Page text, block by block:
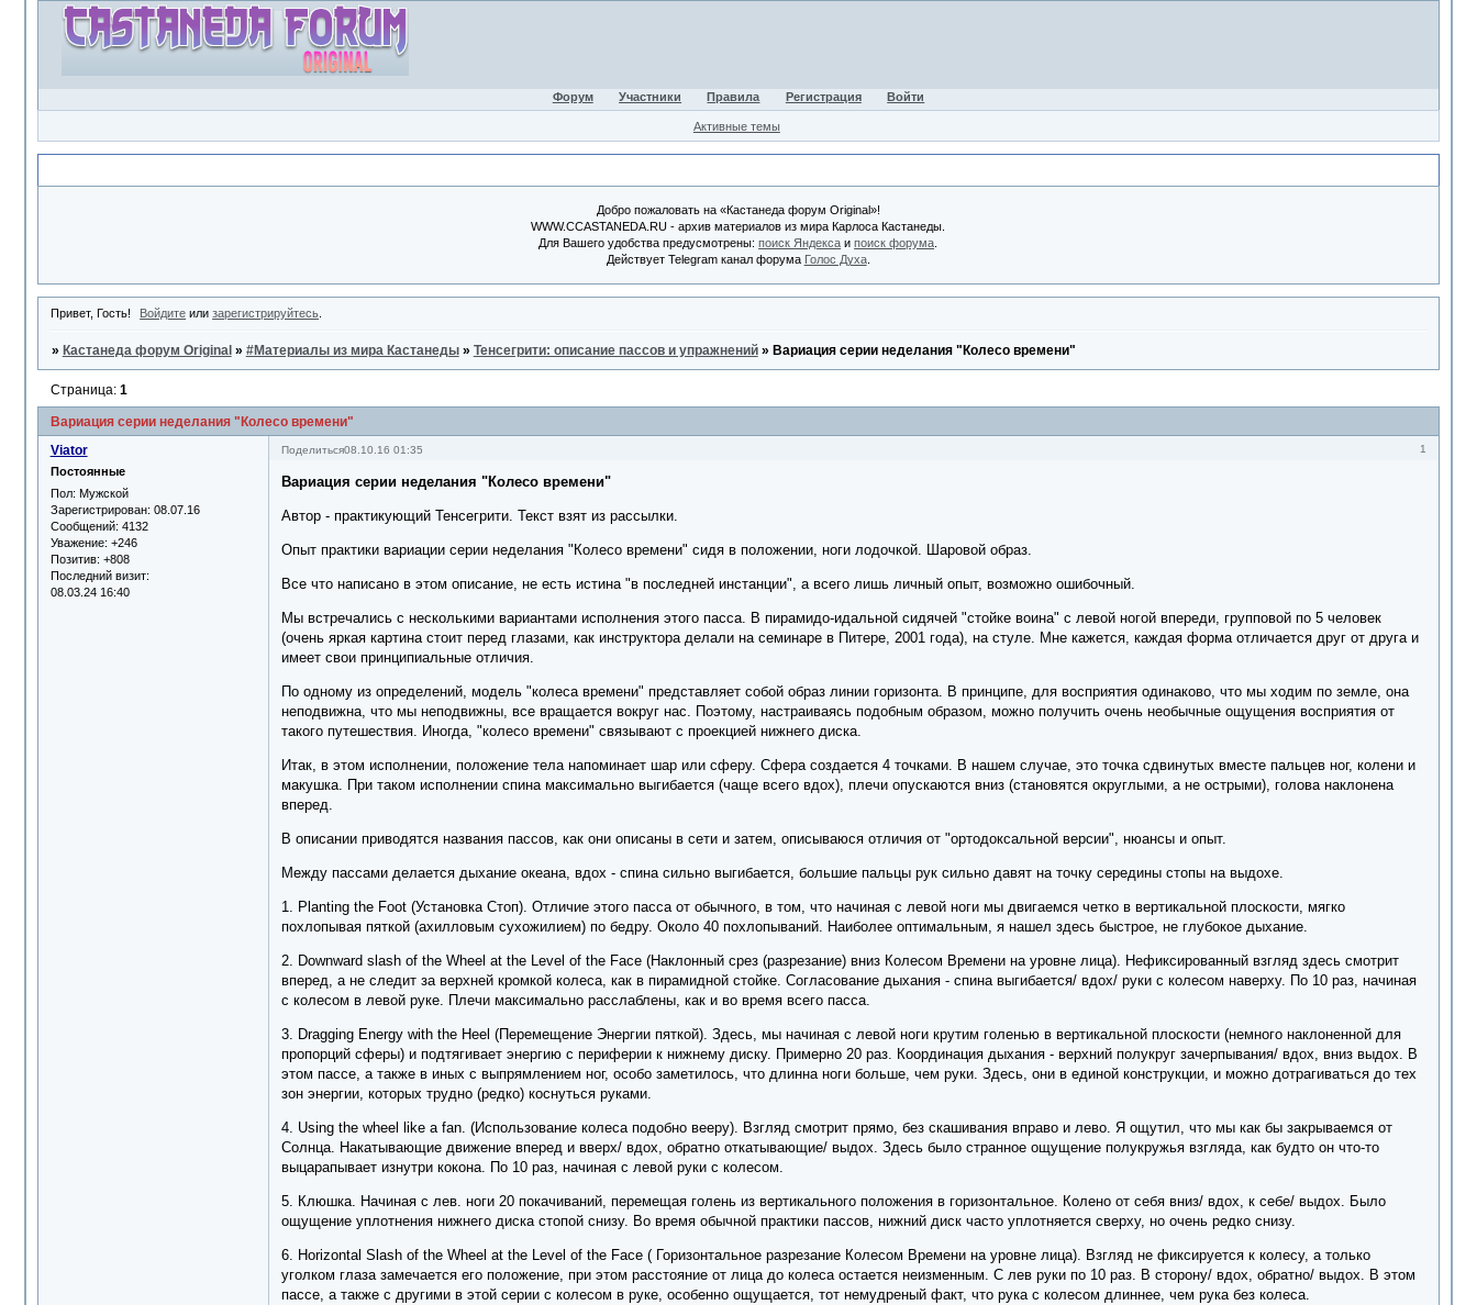
Форум Участники Правила Регистрация Войти
Активные темы
Добро пожаловать на «Кастанеда форум Original»!
WWW.CCASTANEDA.RU - архив материалов из мира Карлоса Кастанеды.
Для Вашего удобства предусмотрены:поиск Яндекса ипоиск форума
Действует Telegram канал форума Голос Духа.
Привет, Гость! Войдите илизарегистрируйтесь
» Кастанеда форум Original » #Материалы из мира Кастанеды » Тенсегрити: описание пассов и упражнений » Вариация серии неделания "Колесо времени"
Вариация серии неделания "Колесо времени"
Страница: 1
Поделиться 1
08.10.16 01:35
Viator
Постоянные
Пол: Мужской
Зарегистрирован: 08.07.16
Сообщений: 4132
Уважение: +246
Позитив: +808
Последний визит:
08.03.24 16:40
Вариация серии неделания "Колесо времени"
Автор - практикующий Тенсегрити. Текст взят из рассылки.
Опыт практики вариации серии неделания "Колесо времени" сидя в положении, ноги лодочкой. Шаровой образ.
Все что написано в этом описание, не есть истина "в последней инстанции", а всего лишь личный опыт, возможно ошибочный.
Мы встречались с несколькими вариантами исполнения этого пасса. В пирамидо-идальной сидячей "стойке воина" с левой ногой впереди, групповой по 5 человек
(очень яркая картина стоит перед глазами, как инструктора делали на семинаре в Питере, 2001 года), на стуле. Мне кажется, каждая форма отличается друг от друга и
имеет свои принципиальные отличия.
По одному из определений, модель "колеса времени" представляет собой образ линии горизонта. В принципе, для восприятия одинаково, что мы ходим по земле, она
неподвижна, что мы неподвижны, все вращается вокруг нас. Поэтому, настраиваясь подобным образом, можно получить очень необычные ощущения восприятия от
такого путешествия. Иногда, "колесо времени" связывают с проекцией нижнего диска.
Итак, в этом исполнении, положение тела напоминает шар или сферу. Сфера создается 4 точками. В нашем случае, это точка сдвинутых вместе пальцев ног, колени и
макушка. При таком исполнении спина максимально выгибается (чаще всего вдох), плечи опускаются вниз (становятся округлыми, а не острыми), голова наклонена
вперед.
В описании приводятся названия пассов, как они описаны в сети и затем, описываюся отличия от "ортодоксальной версии", нюансы и опыт.
Между пассами делается дыхание океана, вдох - спина сильно выгибается, большие пальцы рук сильно давят на точку середины стопы на выдохе.
1. Planting the Foot (Установка Стоп). Отличие этого пасса от обычного, в том, что начиная с левой ноги мы двигаемся четко в вертикальной плоскости, мягко
похлопывая пяткой (ахилловым сухожилием) по бедру. Около 40 похлопываний. Наиболее оптимальным, я нашел здесь быстрое, не глубокое дыхание.
2. Downward slash of the Wheel at the Level of the Face (Наклонный срез (разрезание) вниз Колесом Времени на уровне лица). Нефиксированный взгляд здесь смотрит
вперед, а не следит за верхней кромкой колеса, как в пирамидной стойке. Согласование дыхания - спина выгибается/ вдох/ руки с колесом наверху. По 10 раз, начиная
с колесом в левой руке. Плечи максимально расслаблены, как и во время всего пасса.
3. Dragging Energy with the Heel (Перемещение Энергии пяткой). Здесь, мы начиная с левой ноги крутим голенью в вертикальной плоскости (немного наклоненной для
пропорций сферы) и подтягивает энергию с периферии к нижнему диску. Примерно 20 раз. Координация дыхания - верхний полукруг зачерпывания/ вдох, вниз выдох. В
этом пассе, а также в иных с выпрямлением ног, особо заметилось, что длинна ноги больше, чем руки. Здесь, они в единой конструкции, и можно дотрагиваться до тех
зон энергии, которых трудно (редко) коснуться руками.
4. Using the wheel like a fan. (Использование колеса подобно вееру). Взгляд смотрит прямо, без скашивания вправо и лево. Я ощутил, что мы как бы закрываемся от
Солнца. Накатывающие движение вперед и вверх/ вдох, обратно откатывающие/ выдох. Здесь было странное ощущение полукружья взгляда, как будто он что-то
выцарапывает изнутри кокона. По 10 раз, начиная с левой руки с колесом.
5. Клюшка. Начиная с лев. ноги 20 покачиваний, перемещая голень из вертикального положения в горизонтальное. Колено от себя вниз/ вдох, к себе/ выдох. Было
ощущение уплотнения нижнего диска стопой снизу. Во время обычной практики пассов, нижний диск часто уплотняется сверху, но очень редко снизу.
6. Horizontal Slash of the Wheel at the Level of the Face ( Горизонтальное разрезание Колесом Времени на уровне лица). Взгляд не фиксируется к колесу, а только
уголком глаза замечается его положение, при этом расстояние от лица до колеса остается неизменным. С лев руки по 10 раз. В сторону/ вдох, обратно/ выдох. В этом
пассе, а также с другими в этой серии с колесом в руке, особенно ощущается, тот немудреный факт, что рука с колесом длиннее, чем рука без колеса.